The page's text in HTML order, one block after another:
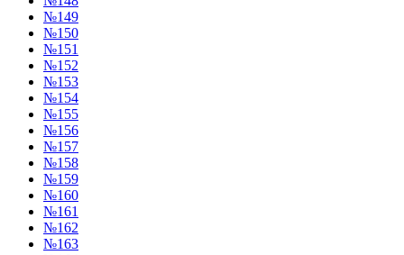
№149
№150
№151
№152
№153
№154
№155
№156
№157
№158
№159
№160
№161
№162
№163